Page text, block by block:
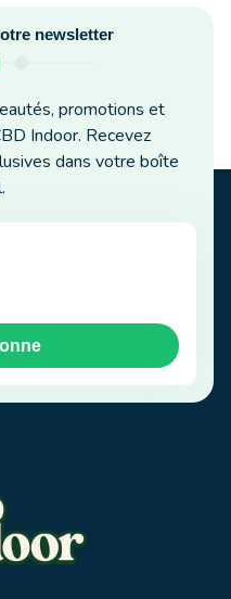
newsletter
promotions et
Indoor. Recevez
dans votre boîte